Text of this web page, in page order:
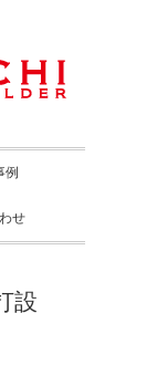
例
せ
設